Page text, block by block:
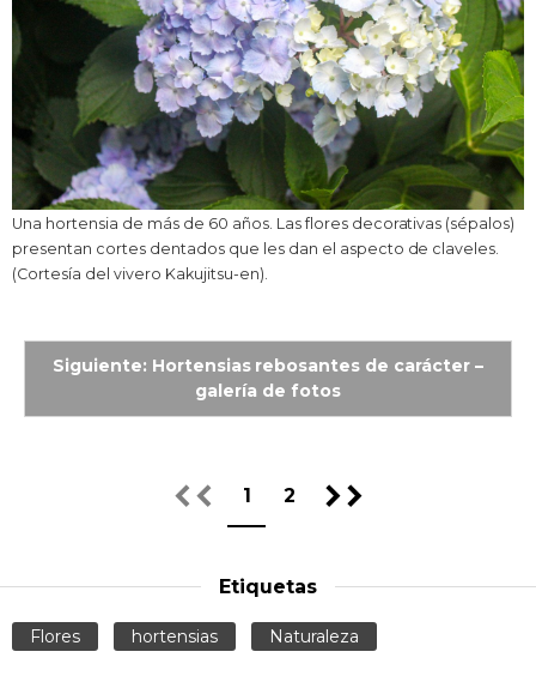
Una hortensia de más de 60 años. Las flores decorativas (sépalos)
presentan cortes dentados que les dan el aspecto de claveles.
(Cortesía del vivero Kakujitsu-en).
Siguiente: Hortensias rebosantes de carácter –
galería de fotos
1 2
Etiquetas
Flores hortensias Naturaleza